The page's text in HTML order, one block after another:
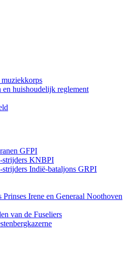
muziekkorps
en huishoudelijk reglement
GFPI
strijders KNBPI
Indië-bataljons GRPI
Prinses Irene en Generaal Noothoven
van de Fuseliers